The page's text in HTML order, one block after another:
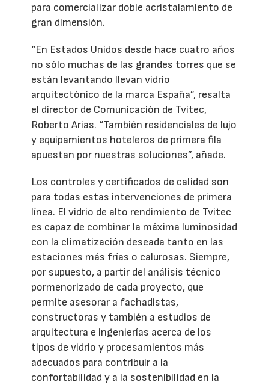
para comercializar doble acristalamiento de
gran dimensión.
“En Estados Unidos desde hace cuatro años
no sólo muchas de las grandes torres que se
están levantando llevan vidrio
arquitectónico de la marca España”, resalta
el director de Comunicación de Tvitec,
Roberto Arias. “También residenciales de lujo
y equipamientos hoteleros de primera fila
apuestan por nuestras soluciones”, añade.
Los controles y certificados de calidad son
para todas estas intervenciones de primera
línea. El vidrio de alto rendimiento de Tvitec
es capaz de combinar la máxima luminosidad
con la climatización deseada tanto en las
estaciones más frías o calurosas. Siempre,
por supuesto, a partir del análisis técnico
pormenorizado de cada proyecto, que
permite asesorar a fachadistas,
constructoras y también a estudios de
arquitectura e ingenierías acerca de los
tipos de vidrio y procesamientos más
adecuados para contribuir a la
confortabilidad y a la sostenibilidad en la